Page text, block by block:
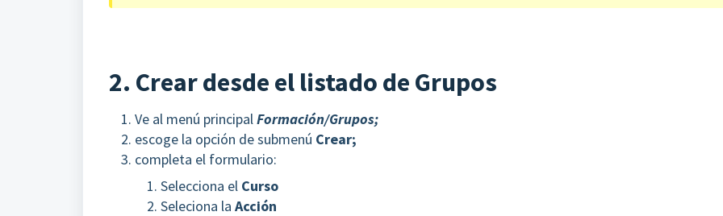
2. Crear desde el listado de Grupos
Ve al menú principalFormación/Grupos;
escoge la opción de submenú Crear;
completa el formulario:
Selecciona el Curso
Seleciona la Acción